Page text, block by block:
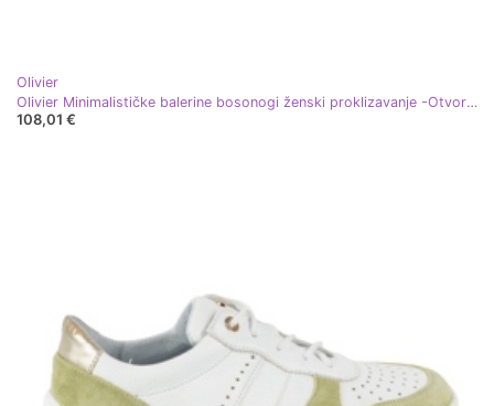
Olivier
Olivier Minimalističke balerine bosonogi ženski proklizavanje -Otvoreni su 1771Pol White bijela
108,01 €